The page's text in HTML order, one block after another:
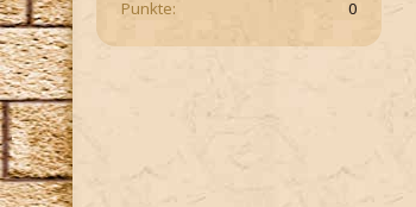
Punkte
0